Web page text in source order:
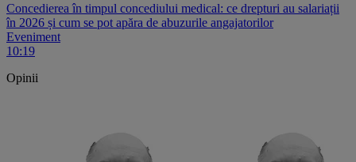
Concedierea în timpul concediului medical: ce drepturi au salariații
în 2026 și cum se pot apăra de abuzurile angajatorilor
Eveniment
10:19
Opinii